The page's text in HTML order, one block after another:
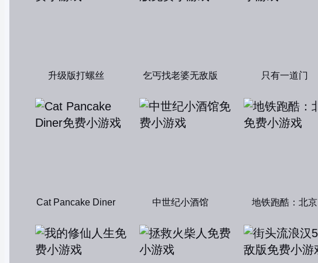
升级版打螺丝 乞丐找老婆无敌版 只有一道门
Cat Pancake Diner 中世纪小酒馆 地铁跑酷：北京